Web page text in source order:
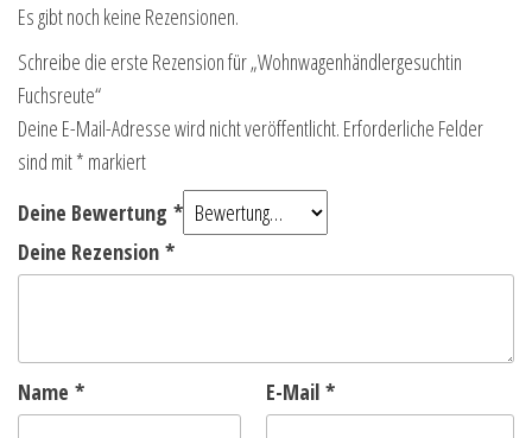
Es gibt noch keine Rezensionen.
Schreibe die erste Rezension für „Wohnwagenhändlergesuchtin
Fuchsreute“
Deine E-Mail-Adresse wird nicht veröffentlicht. Erforderliche Felder
sind mit* markiert
Deine Bewertung *
Deine Rezension *
Name * E-Mail *